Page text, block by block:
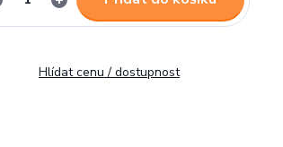
Hlídat cenu / dostupnost